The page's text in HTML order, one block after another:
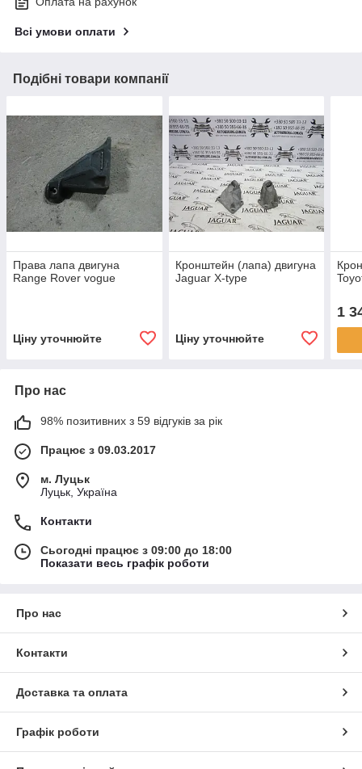
Всі умови оплати
Подібні товари компанії
Права лапа двигуна
Range Rover vogue
Ціну уточнюйте
Кронштейн (лапа) двигуна
Jaguar X-type
Ціну уточнюйте
1
Про нас
98% позитивних з 59 відгуків за рік
Працює з 09.03.2017
м. Луцьк
Луцьк, Україна
Контакти
Сьогодні працює з 09:00 до 18:00
Показати весь графік роботи
Про нас
Контакти
Доставка та оплата
Графік роботи